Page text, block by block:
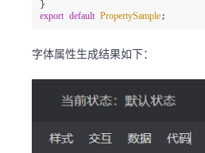
export default PropertySample;
字体属性生成结果如下：